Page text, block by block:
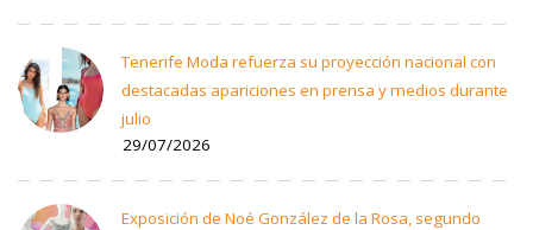
Tenerife Moda refuerza su proyección nacional con
destacadas apariciones en prensa y medios durante
julio
29/07/2026
Exposición de Noé González de la Rosa, segundo